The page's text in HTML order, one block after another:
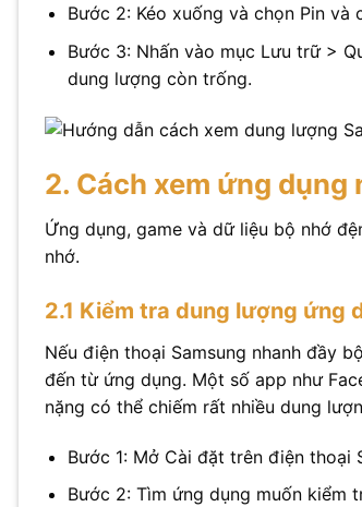
Bước 2: Kéo xuống và chọn Pin
Bước 3: Nhấn vào mục Lưu trữ >
dung lượng còn trống.
2. Cách xem ứng
Ứng dụng, game và dữ liệu bộ nhớ
nhớ.
2.1 Kiểm tra dung lượng ứng
Nếu điện thoại Samsung nhanh đầy
đến từ ứng dụng. Một số app như
nặng có thể chiếm rất nhiều dung
Bước 1: Mở Cài đặt trên điện thoại
Bước 2: Tìm ứng dụng muốn kiểm